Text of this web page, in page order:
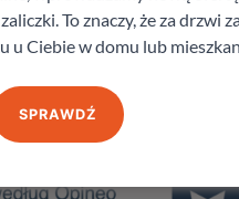
To znaczy, że za drzwi
u Ciebie w domu lub
SPRAWDŹ